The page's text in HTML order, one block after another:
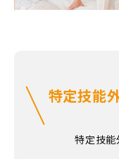
特定技能
特定技